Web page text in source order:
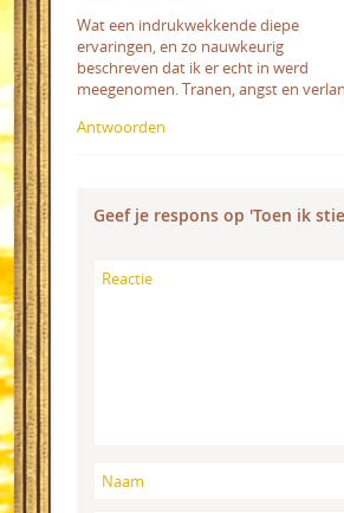
Wat een indrukwekkende diepe
ervaringen, en zo nauwkeurig
beschreven dat ik er echt in werd
meegenomen. Tranen, angst en
Antwoorden
Geef je respons op 'Toen ik